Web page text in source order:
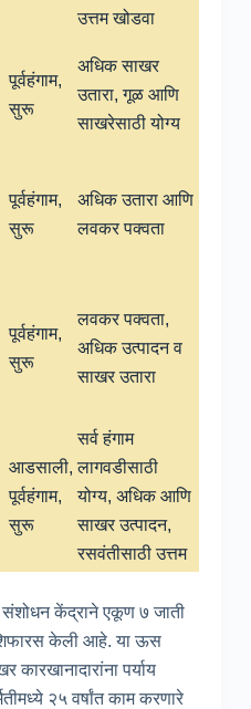
उत्तम खोडवा
पूर्वहंगाम,
सुरू
अधिक साखर
उतारा, गूळ आणि
साखरेसाठी योग्य
पूर्वहंगाम,
सुरू
अधिक उतारा आणि
लवकर पक्वता
पूर्वहंगाम,
सुरू
लवकर पक्वता,
अधिक उत्पादन व
साखर उतारा
आडसाली,
पूर्वहंगाम,
सुरू
सर्व हंगाम
लागवडीसाठी
योग्य, अधिक आणि
साखर उत्पादन,
रसवंतीसाठी उत्तम
केंद्राने एकूण ७ जाती
केली आहे. या ऊस
पर्याय
२५ वर्षांत काम करणारे